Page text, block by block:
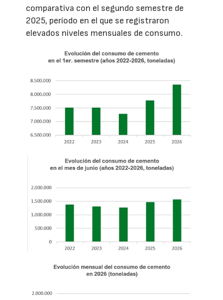
comparativa con el segundo semestre de
2025, período en el que se registraron
elevados niveles mensuales de consumo.